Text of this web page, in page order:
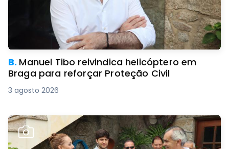
B. Manuel Tibo reivindica helicóptero em
Braga para reforçar Proteção Civil
3 agosto 2026